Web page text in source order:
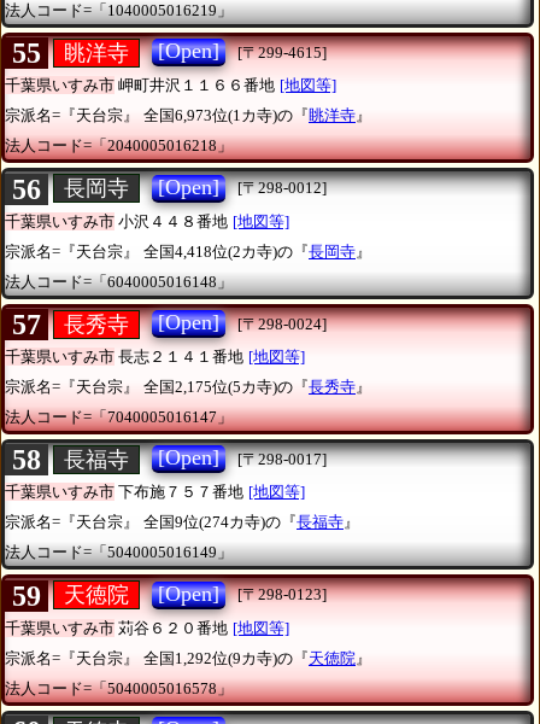
法人コード=「1040005016219」
55 眺洋寺 [Open]
[〒299-4615]
千葉県いすみ市 岬町井沢１１６６番地 [地図等]
宗派名=『天台宗』
全国6,973位(1カ寺)の『眺洋寺』
法人コード=「2040005016218」
56 長岡寺 [Open]
[〒298-0012]
千葉県いすみ市 小沢４４８番地 [地図等]
宗派名=『天台宗』
全国4,418位(2カ寺)の『長岡寺 』
法人コード=「6040005016148」
57 長秀寺 [Open]
[〒298-0024]
千葉県いすみ市 長志２１４１番地 [地図等]
宗派名=『天台宗』
全国2,175位(5カ寺)の『長秀寺』
法人コード=「7040005016147」
58 長福寺 [Open]
[〒298-0017]
千葉県いすみ市 下布施７５７番地 [地図等]
宗派名=『天台宗』
全国9位(274カ寺)の『長福寺』
法人コード=「5040005016149」
59 天徳院 [Open]
[〒298-0123]
千葉県いすみ市 苅谷６２０番地 [地図等]
宗派名=『天台宗』
全国1,292位(9カ寺)の『天徳院 』
法人コード=「5040005016578」